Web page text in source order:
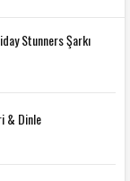
Stunners Şarkı
& Dinle